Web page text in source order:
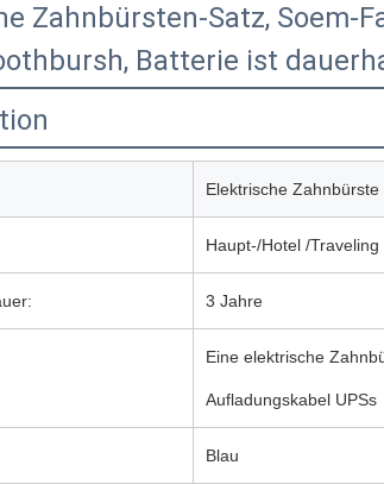
Zahnbürsten-Satz, Soem-
Batterie ist
Elektrische Zahnbürste
Haupt-/Hotel /Traveling
3 Jahre
Eine elektrische
Aufladungskabel UPSs
Blau